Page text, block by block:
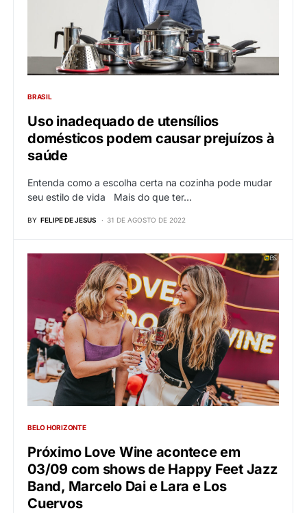
BRASIL
Uso inadequado de utensílios
domésticos podem causar prejuízos à
saúde
Entenda como a escolha certa na cozinha pode mudar
seu estilo de vida Mais do que ter…
BY FELIPE DE JESUS 31 DE AGOSTO DE 2022
BELO HORIZONTE
Próximo Love Wine acontece em
03/09 com shows de Happy Feet Jazz
Band, Marcelo Dai e Lara e Los
Cuervos